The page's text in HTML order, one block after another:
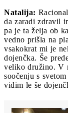
Natalija:
da zaradi zdravil
pa je ta želja ob
vedno prišla na
vsakokrat mi je
dojenčka. Še
veliko družino. V
soočenju s
vidim le še